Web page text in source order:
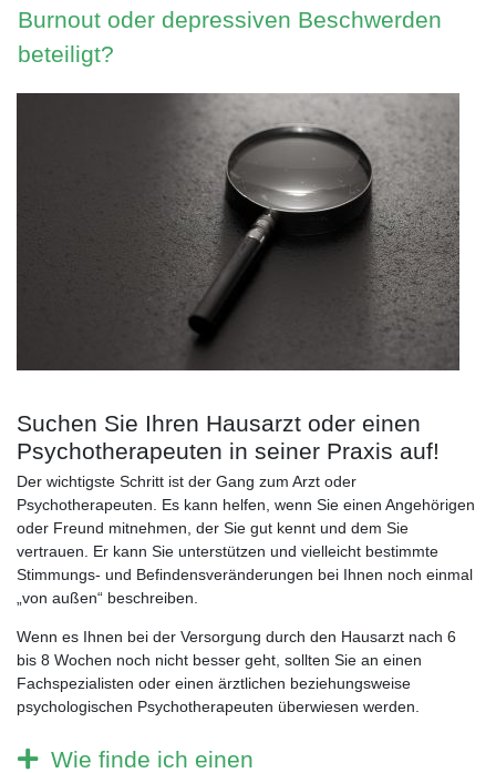
Burnout oder depressiven Beschwerden
beteiligt?
Suchen Sie Ihren Hausarzt oder einen
Psychotherapeuten in seiner Praxis auf!
Der wichtigste Schritt ist der Gang zum Arzt oder
Psychotherapeuten. Es kann helfen, wenn Sie einen Angehörigen
oder Freund mitnehmen, der Sie gut kennt und dem Sie
vertrauen. Er kann Sie unterstützen und vielleicht bestimmte
Stimmungs- und Befindensveränderungen bei Ihnen noch einmal
„von außen“ beschreiben.
Wenn es Ihnen bei der Versorgung durch den Hausarzt nach 6
bis 8 Wochen noch nicht besser geht, sollten Sie an einen
Fachspezialisten oder einen ärztlichen beziehungsweise
psychologischen Psychotherapeuten überwiesen werden.
Wie finde ich einen